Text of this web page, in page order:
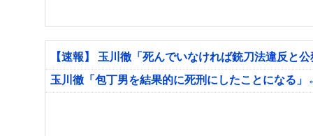
【速報】 玉川徹「死んでいなければ銃刀法違反と
玉川徹「包丁男を結果的に死刑にしたことになる